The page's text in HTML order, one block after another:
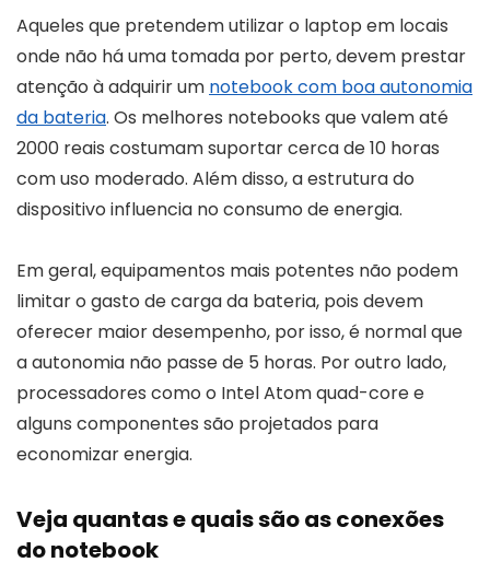
Aqueles que pretendem utilizar o laptop em locais
onde não há uma tomada por perto, devem prestar
atenção à adquirir um notebook com boa autonomia
da bateria. Os melhores notebooks que valem até
2000 reais costumam suportar cerca de 10 horas
com uso moderado. Além disso, a estrutura do
dispositivo influencia no consumo de energia.
Em geral, equipamentos mais potentes não podem
limitar o gasto de carga da bateria, pois devem
oferecer maior desempenho, por isso, é normal que
a autonomia não passe de 5 horas. Por outro lado,
processadores como o Intel Atom quad-core e
alguns componentes são projetados para
economizar energia.
Veja quantas e quais são as conexões
do notebook